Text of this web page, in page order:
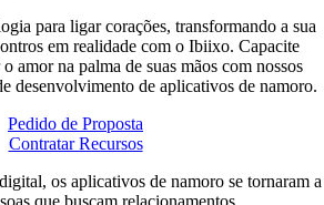
para ligar corações, transformando a sua
em realidade com o Ibiixo. Capacite
amor na palma de suas mãos com nossos
desenvolvimento de aplicativos de namoro.
Pedido de Proposta
Contratar Recursos
os aplicativos de namoro se tornaram a